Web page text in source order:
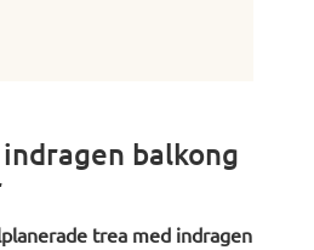
balkong
trea med indragen